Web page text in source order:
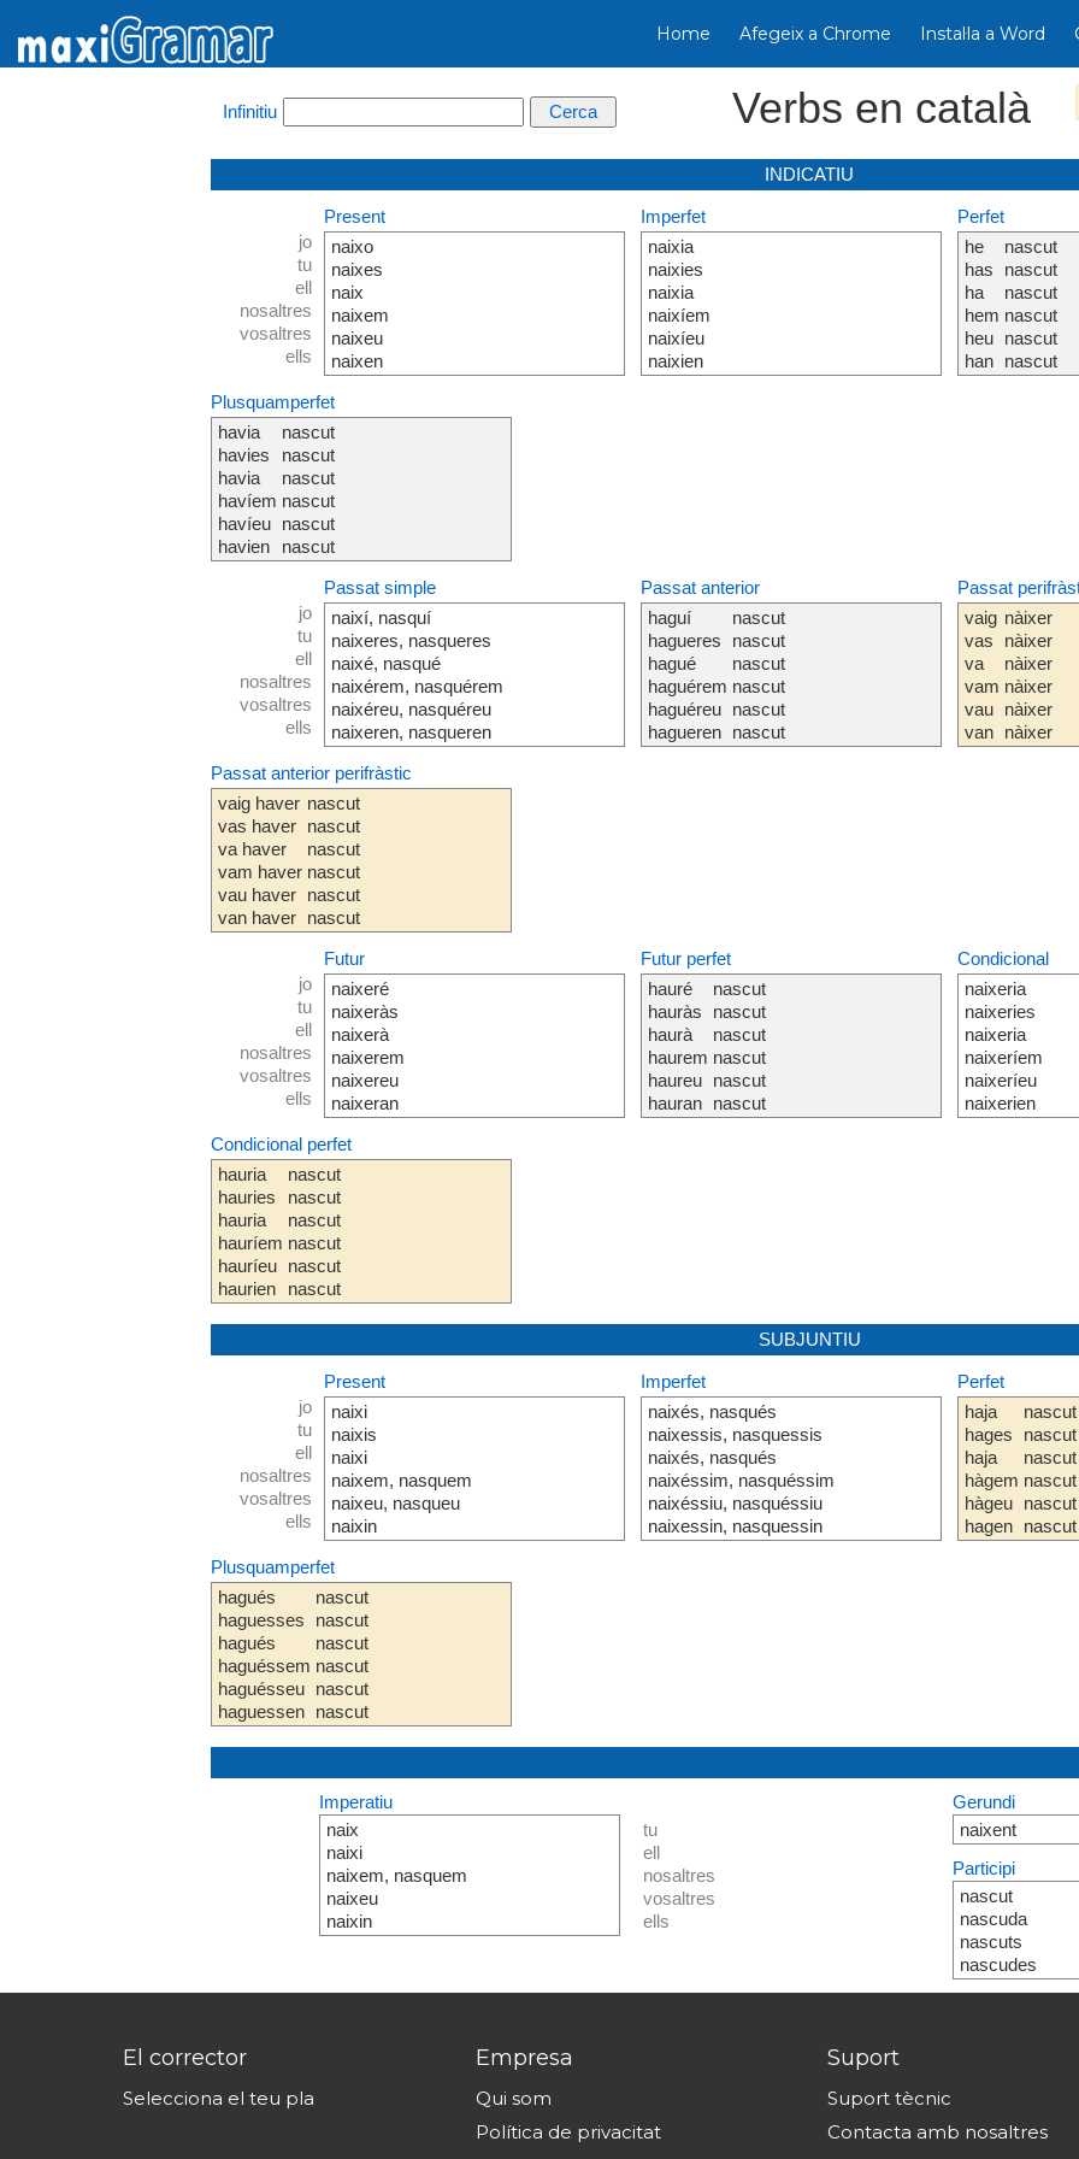
Home Afegeix a Chrome Instal·la a Word
Infinitiu Verbs en català
INDICATIU
jo
tu
ell
nosaltres
vosaltres
ells
Present
naixo
naixes
naix
naixem
naixeu
naixen
Imperfet
naixia
naixies
naixia
naixíem
naixíeu
naixien
Perfet
he
has
ha
hem
heu
han
nascut
nascut
nascut
nascut
nascut
nascut
Plusquamperfet
havia
havies
havia
havíem
havíeu
havien
nascut
nascut
nascut
nascut
nascut
nascut
jo
tu
ell
nosaltres
vosaltres
ells
Passat simple
naixí, nasquí
naixeres, nasqueres
naixé, nasqué
naixérem, nasquérem
naixéreu, nasquéreu
naixeren, nasqueren
Passat anterior
haguí
hagueres
hagué
haguérem
haguéreu
hagueren
nascut
nascut
nascut
nascut
nascut
nascut
Passat
vaig
vas
va
vam
vau
van
nàixer
nàixer
nàixer
nàixer
nàixer
nàixer
Passat anterior perifràstic
vaig haver
vas haver
va haver
vam haver
vau haver
van haver
nascut
nascut
nascut
nascut
nascut
nascut
jo
tu
ell
nosaltres
vosaltres
ells
Futur
naixeré
naixeràs
naixerà
naixerem
naixereu
naixeran
Futur perfet
hauré
hauràs
haurà
haurem
haureu
hauran
nascut
nascut
nascut
nascut
nascut
nascut
Condicional
naixeria
naixeries
naixeria
naixeríem
naixeríeu
naixerien
Condicional perfet
hauria
hauries
hauria
hauríem
hauríeu
haurien
nascut
nascut
nascut
nascut
nascut
nascut
SUBJUNTIU
jo
tu
ell
nosaltres
vosaltres
ells
Present
naixi
naixis
naixi
naixem, nasquem
naixeu, nasqueu
naixin
Imperfet
naixés, nasqués
naixessis, nasquessis
naixés, nasqués
naixéssim, nasquéssim
naixéssiu, nasquéssiu
naixessin, nasquessin
Perfet
haja
hages
haja
hàgem
hàgeu
hagen
nascut
nascut
nascut
nascut
nascut
nascut
Plusquamperfet
hagués
haguesses
hagués
haguéssem
haguésseu
haguessen
nascut
nascut
nascut
nascut
nascut
nascut
Imperatiu
naix
naixi
naixem, nasquem
naixeu
naixin
tu
ell
nosaltres
vosaltres
ells
Gerundi
naixent
Participi
nascut
nascuda
nascuts
nascudes
El corrector
Selecciona el teu pla
Empresa
Qui som
Política de privacitat
Suport
Suport tècnic
Contacta amb nosaltres